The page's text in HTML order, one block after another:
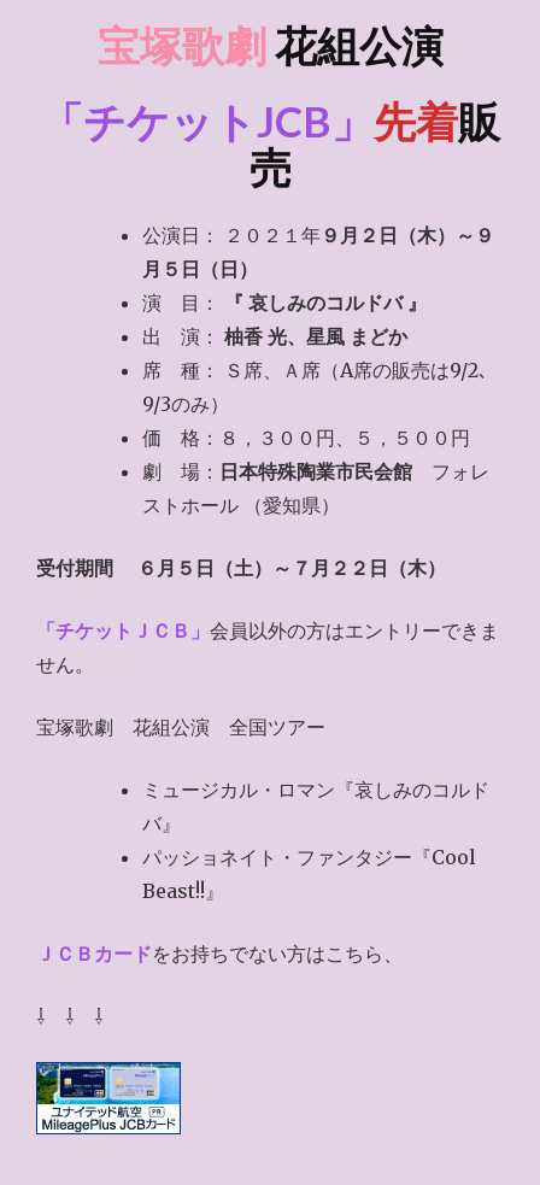
宝塚歌劇 花組公演
「チケットJCB」 先着販
売
公演日： ２０２１年 ９月２日（木）～９
月５日（日）
演 目：
『 哀しみのコルドバ 』
出 演： 柚香 光、星風 まどか
席 種： Ｓ席、Ａ席（A席の販売は9/2､
9/3のみ）
価 格：８，３００円、５，５００円
劇 場： 日本特殊陶業市民会館 フォレ
ストホール （愛知県）
受付期間 ６月５日（土）～７月２２日（木）
「チケットＪＣＢ」 会員以外の方はエントリーできま
せん。
宝塚歌劇 花組公演 全国ツアー
ミュージカル・ロマン『哀しみのコルド
バ』
パッショネイト・ファンタジー『Cool
Beast!!』
ＪＣＢカードをお持ちでない方はこちら、
⇩ ⇩ ⇩